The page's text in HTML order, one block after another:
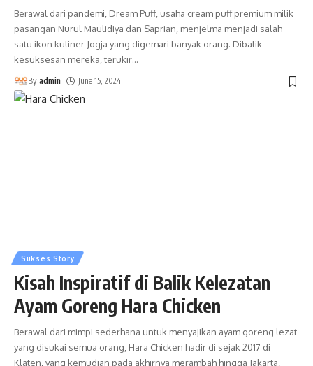
Berawal dari pandemi, Dream Puff, usaha cream puff premium milik
pasangan Nurul Maulidiya dan Saprian, menjelma menjadi salah
satu ikon kuliner Jogja yang digemari banyak orang. Dibalik
kesuksesan mereka, terukir…
By admin June 15, 2024
Sukses Story
Kisah Inspiratif di Balik Kelezatan
Ayam Goreng Hara Chicken
Berawal dari mimpi sederhana untuk menyajikan ayam goreng lezat
yang disukai semua orang, Hara Chicken hadir di sejak 2017 di
Klaten, yang kemudian pada akhirnya merambah hingga Jakarta,